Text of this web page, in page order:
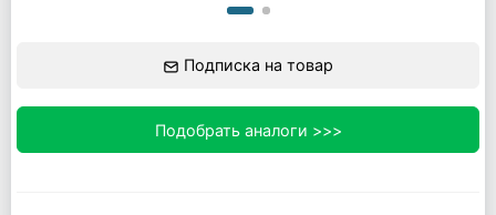
Подписка на товар
Подобрать аналоги >>>